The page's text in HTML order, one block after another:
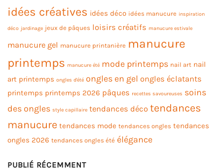
idées créatives idées déco idées manucure inspiration
déco jardinage jeux de pâques loisirs créatifs manucure estivale
manucure gel manucure printanière manucure
printemps manucure été mode printemps nail art nail
art printemps ongles d'été ongles en gel ongles éclatants
printemps printemps 2026 pâques recettes savoureuses soins
des ongles style capillaire tendances déco tendances
manucure tendances mode tendances ongles tendances
ongles 2026 tendances ongles été élégance
PUBLIÉ RÉCEMMENT